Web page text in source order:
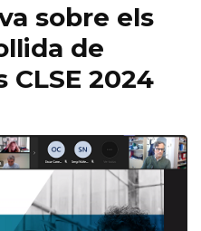
sobre els
de
CLSE 2024